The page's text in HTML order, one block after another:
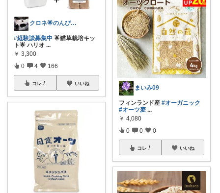
クロネ🌟のんびりゆったり活動です🌟
#経験談募集中 🌟猫草栽培キッ
ト🌟 ハリオ ...
￥ 3,300
0 4 166
コレ いいね
まいみ09
フィンランド産 #オーガニック
#オーツ麦 ...
￥ 4,080
0 0 0
コレ いいね